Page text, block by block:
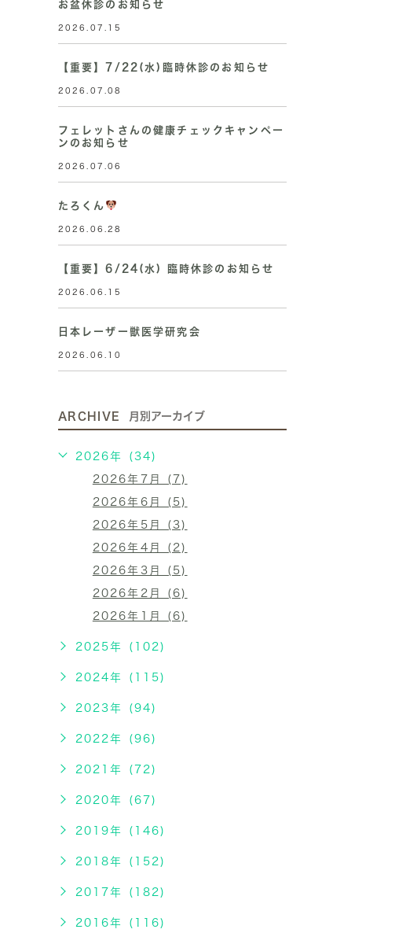
お盆休診のお知らせ
2026.07.15
【重要】7/22(水)臨時休診のお知らせ
2026.07.08
フェレットさんの健康チェックキャンペー
ンのお知らせ
2026.07.06
たろくん
2026.06.28
【重要】6/24(水) 臨時休診のお知らせ
2026.06.15
日本レーザー獣医学研究会
2026.06.10
ARCHIVE 月別アーカイブ
2026年 (34)
2026年7月 (7)
2026年6月 (5)
2026年5月 (3)
2026年4月 (2)
2026年3月 (5)
2026年2月 (6)
2026年1月 (6)
2025年 (102)
2024年 (115)
2023年 (94)
2022年 (96)
2021年 (72)
2020年 (67)
2019年 (146)
2018年 (152)
2017年 (182)
2016年 (116)